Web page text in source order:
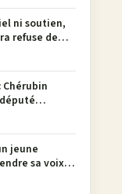
ni soutien,
refuse de
Chérubin
en 137
jeune
sa voix à